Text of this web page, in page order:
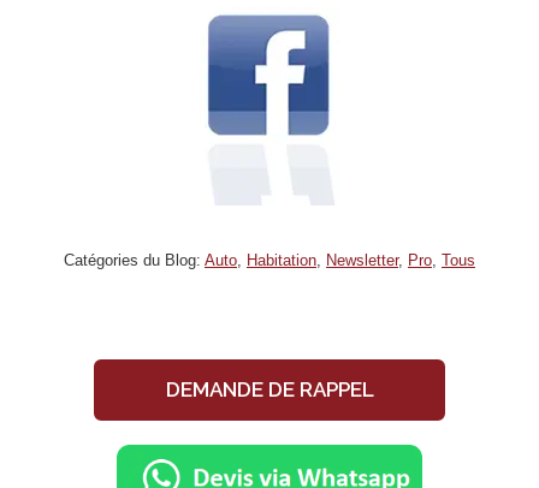
Catégories du Blog: Auto, Habitation, Newsletter, Pro, Tous
DEMANDE DE RAPPEL